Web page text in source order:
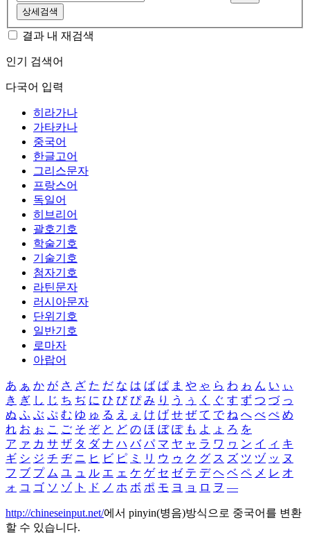
상세검색
결과 내 재검색
인기 검색어
다국어 입력
히라가나
가타카나
중국어
한글고어
그리스문자
프랑스어
독일어
히브리어
괄호기호
학술기호
기술기호
첨자기호
라틴문자
러시아문자
단위기호
일반기호
로마자
아랍어
あ ぁ か が さ ざ た だ な は ば ぱ ま や ゃ ら わ ゎ ん い ぃ
き ぎ し じ ち ぢ に ひ び ぴ み り う ぅ く ぐ す ず つ づ っ
ぬ ふ ぶ ぷ む ゆ ゅ る え ぇ け げ せ ぜ て で ね へ べ ぺ め
れ お ぉ こ ご そ ぞ と ど の ほ ぼ ぽ も よ ょ ろ を
ア ァ カ サ ザ タ ダ ナ ハ バ パ マ ヤ ャ ラ ワ ヮ ン イ ィ キ
ギ シ ジ チ ヂ ニ ヒ ビ ピ ミ リ ウ ゥ ク グ ス ズ ツ ヅ ッ ヌ
フ ブ プ ム ユ ュ ル エ ェ ケ ゲ セ ゼ テ デ ヘ ベ ペ メ レ オ
ォ コ ゴ ソ ゾ ト ド ノ ホ ボ ポ モ ヨ ョ ロ ヲ ―
http://chineseinput.net/에서 pinyin(병음)방식으로 중국어를 변환
할 수 있습니다.